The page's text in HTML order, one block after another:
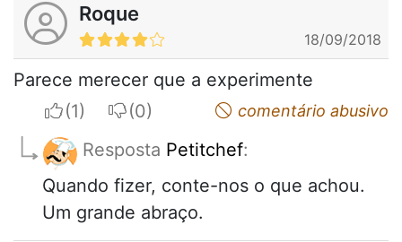
Roque
18/09/2018
Parece merecer que a experimente
I apreciateI do not appreciatecomentário abusivo
Resposta Petitchef:
Quando fizer, conte-nos o que achou.
Um grande abraço.